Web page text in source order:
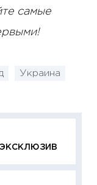
самые
Украина
ЭКСКЛЮЗИВ